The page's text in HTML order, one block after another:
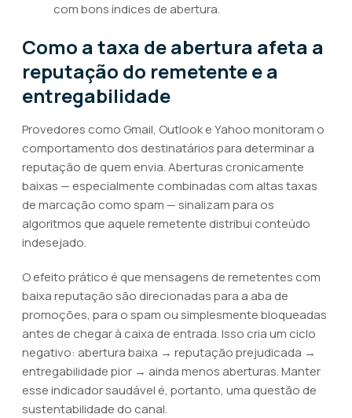
com bons índices de abertura.
Como a taxa de abertura afeta a
reputação do remetente e a
entregabilidade
Provedores como Gmail, Outlook e Yahoo monitoram o
comportamento dos destinatários para determinar a
reputação de quem envia. Aberturas cronicamente
baixas — especialmente combinadas com altas taxas
de marcação como spam — sinalizam para os
algoritmos que aquele remetente distribui conteúdo
indesejado.
O efeito prático é que mensagens de remetentes com
baixa reputação são direcionadas para a aba de
promoções, para o spam ou simplesmente bloqueadas
antes de chegar à caixa de entrada. Isso cria um ciclo
negativo: abertura baixa → reputação prejudicada →
entregabilidade pior → ainda menos aberturas. Manter
esse indicador saudável é, portanto, uma questão de
sustentabilidade do canal.